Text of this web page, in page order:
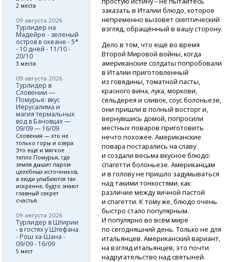
заказать в Италии блюдо, которое
непременно вызовет скептический
взгляд, обращённый в вашу сторону.
Дело в том, что ещё во время
Второй Мировой войны, когда
американские солдаты попробовали
в Италии приготовленный
из говядины, томатной пасты,
красного вина, лука, моркови,
сельдерея и сливок, соус болоньезе,
они пришли в полный восторг и,
вернувшись домой, попросили
местных поваров приготовить
нечто похожее. Американские
повара постарались на славу
и создали весьма вкусное блюдо:
спагетти болоньезе. Американцам
и в голову не пришло задумываться
над такими тонкостями, как
различие между яичной пастой
и спагетти. К тому же, блюдо очень
быстро стало популярным.
И популярно во всём мире
по сегодняшний день. Только не для
итальянцев. Американский вариант,
на взгляд итальянцев, это почти
надругательство над святыней.
2 места
09 августа 2026
Турлидер на
Мадейре - зеленый
остров в океане - 5*
- 10 дней - 11/10 -
20/10
3 места
09 августа 2026
Турлидер в
Словении —
Помурье: вкус
Иерусалима и
магия термальных
вод в Бановцах —
09/09 — 16/09
Словения — это не
только горы и озера.
Это еще и мягкое
тепло Помурья, где
земля дышит паром
целебных источников,
а люди улыбаются так
искренне, будто знают
главный секрет
счастья.
09 августа 2026
Турлидер в Штирии
- в гостях у Штефана
- Рош ха-Шана -
09/09 - 16/09
5 мест